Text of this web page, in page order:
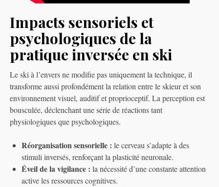
Impacts sensoriels et
psychologiques de la
pratique inversée en ski
Le ski à l’envers ne modifie pas uniquement la technique, il
transforme aussi profondément la relation entre le skieur et son
environnement visuel, auditif et proprioceptif. La perception est
bousculée, déclenchant une série de réactions tant
physiologiques que psychologiques.
Réorganisation sensorielle : le cerveau s’adapte à des
stimuli inversés, renforçant la plasticité neuronale.
Éveil de la vigilance : la nécessité d’une constante attention
active les ressources cognitives.